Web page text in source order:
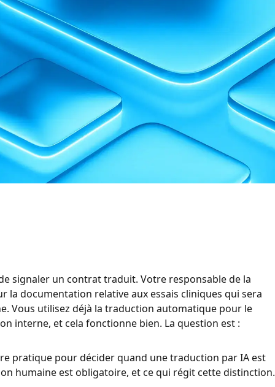
signaler un contrat traduit. Votre responsable de la
la documentation relative aux essais cliniques qui sera
Vous utilisez déjà la traduction automatique pour le
interne, et cela fonctionne bien. La question est :
pratique pour décider quand une traduction par IA est
humaine est obligatoire, et ce qui régit cette distinction.